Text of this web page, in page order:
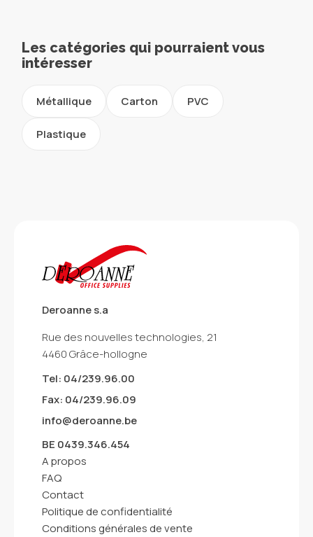
Les catégories qui pourraient vous
intéresser
Métallique Carton PVC
Plastique
Deroanne s.a
Rue des nouvelles technologies, 21
4460 Grâce-hollogne
Tel: 04/239.96.00
Fax: 04/239.96.09
info@deroanne.be
BE 0439.346.454
A propos
FAQ
Contact
Politique de confidentialité
Conditions générales de vente